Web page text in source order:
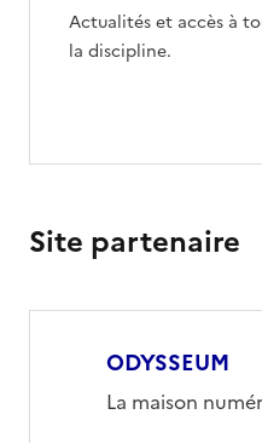
Actualités et accès à
la discipline.
Site partenaire
ODYSSEUM
La maison